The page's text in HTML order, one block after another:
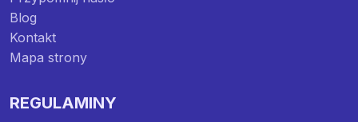
Blog
Kontakt
Mapa strony
REGULAMINY